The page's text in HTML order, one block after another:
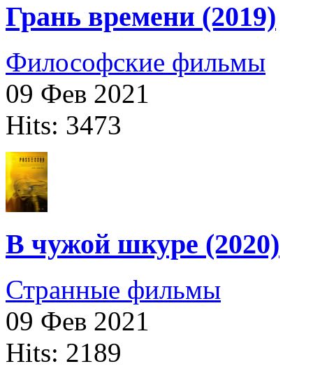
Грань времени (2019)
Философские фильмы
09 Фев 2021
Hits: 3473
В чужой шкуре (2020)
Странные фильмы
09 Фев 2021
Hits: 2189